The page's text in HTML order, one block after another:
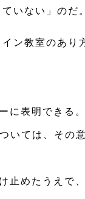
いない」のだ。
ン教室のあり
に表明できる。
いては、その
めたうえで